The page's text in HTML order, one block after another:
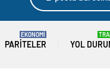
PARITELER
EKONOMİ
YOL